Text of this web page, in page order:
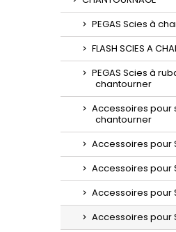
PEGAS Scies à
FLASH SCIES A
PEGAS Scies à
chantourner
Accessoires pour
chantourner
Accessoires pour
Accessoires pour
Accessoires pour
Accessoires pour